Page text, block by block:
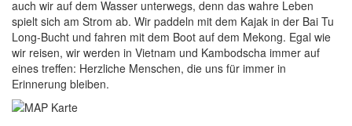
auch wir auf dem Wasser unterwegs, denn das wahre Leben
spielt sich am Strom ab. Wir paddeln mit dem Kajak in der Bai Tu
Long-Bucht und fahren mit dem Boot auf dem Mekong. Egal wie
wir reisen, wir werden in Vietnam und Kambodscha immer auf
eines treffen: Herzliche Menschen, die uns für immer in
Erinnerung bleiben.